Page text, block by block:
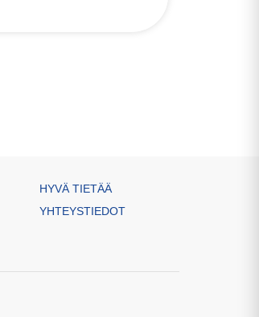
HYVÄ TIETÄÄ
YHTEYSTIEDOT